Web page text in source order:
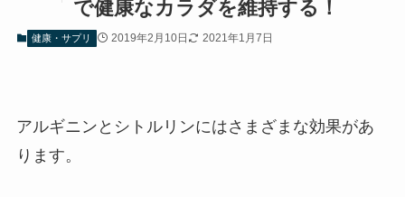
で健康なカラダを維持する！
健康・サプリ 2019年2月10日 2021年1月7日
アルギニンとシトルリンにはさまざまな効果があ
ります。